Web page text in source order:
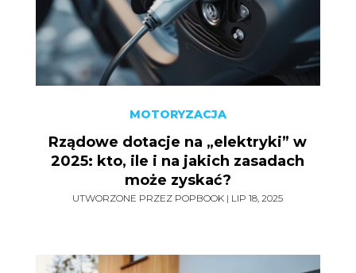
MOTORYZACJA
Rządowe dotacje na „elektryki” w
2025: kto, ile i na jakich zasadach
może zyskać?
UTWORZONE PRZEZ POPBOOK | LIP 18, 2025